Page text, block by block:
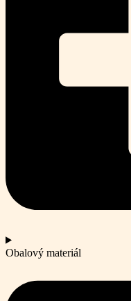
Obalový materiál